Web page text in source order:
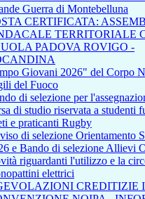
Guerra di Montebelluna
CERTIFICATA:
TERRITORIALE
PADOVA ROVIGO -
Giovani 2026" del Corpo
del Fuoco
di selezione per
di studio riservata a studenti
e praticanti Rugby
di selezione Orientamento
e Bando di selezione Allievi
riguardanti l'utilizzo e la
elettrici
CREDITIZIE